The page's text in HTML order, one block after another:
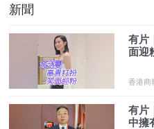
新聞
有片
面迎
香港商
有片
中擁